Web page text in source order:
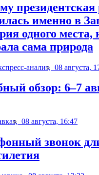
президентская
именно в
одного места,
сама природа
анализ, 08 августа,
обзор: 6–7
08 августа, 16:47
звонок